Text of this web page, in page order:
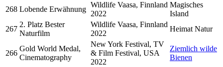
268 Lobende Erwähnung
Wildlife Vaasa, Finnland
2022
Magisches
Island
267
2. Platz Bester
Naturfilm
Wildlife Vaasa, Finnland
2022
Heimat Natur
266
Gold World Medal,
Cinematography
New York Festival, TV
& Film Festival, USA
2022
Ziemlich wilde
Bienen